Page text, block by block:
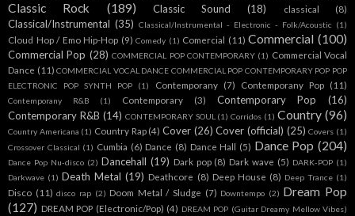
Classic Rock (189) Classic Sound (18) classical (8)
Classical/Instrumental (35) Classical/Instrumental - Electronic - Folk/Acoustic (1)
Cloud Hop / Emo Hip-Hop (9) Comedy (1) Comercial (11) Commercial (100)
Commercial Pop (28) COMMERCIAL POP CONTEMPORARY (1) Commercial Vocal
Dance (11) COMMERCIAL VOCAL DANCE COMMERCIAL POP CONTEMPORARY POP POP
ELECTRONIC POP SYNTH POP
(1) Contemporany (7) Contemporany Pop (11)
Contemporany R&B (1) Contemporary (3) Contemporary Pop
(16)
Contemporary R&B (14) CONTEMPORARY SOUL (1) Corridos (1) Country (96)
Country Americana (1) Country Rap (4) Cover (26) Cover (official) (25) Covers (1)
Crossover Classical (1) Cumbia (6) Dance (8) Dance Hall (5) Dance Pop (204)
Dance Pop Nu-disco (2) Dancehall (19) Dark pop (8) Dark wave (5) DARK-POP (1)
Darkwave (1) Death Metal (19) Deathcore (8) Deep House (8) Deep Trance (1)
Disco (11) disco rap (2) Doom Metal / Sludge (7) Downtempo (2) Dream Pop
(127) DREAM POP (Electronic/Pop) (4) DREAM POP (Guitar Dreamy Mellow Vibes)